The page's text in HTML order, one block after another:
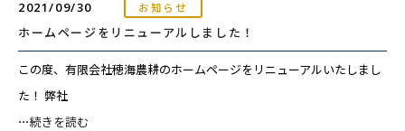
2021/09/30 お知らせ
ホームページをリニューアルしました！
この度、有限会社穂海農耕のホームページをリニューアルいたしまし
た！ 弊社
⋯続きを読む